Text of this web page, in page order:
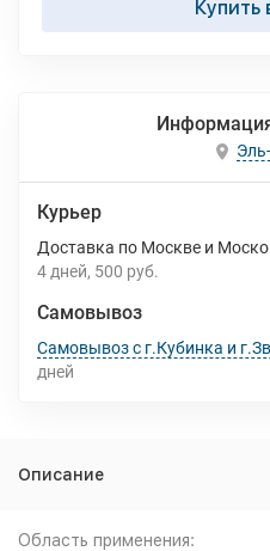
Купить
Курьер
Доставка по Москве и
4 дней 500 руб.
Самовывоз
Самовывоз с г.Кубинка и
дней
Описание
Область применения: